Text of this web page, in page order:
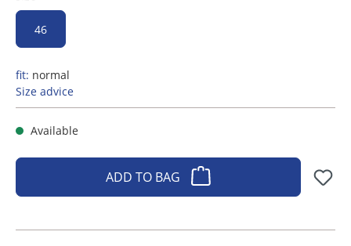
46
fit: normal
Size advice
Available
ADD TO BAG